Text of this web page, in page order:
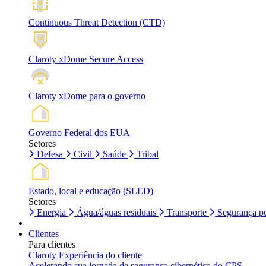
Continuous Threat Detection (CTD)
Claroty xDome Secure Access
Claroty xDome para o governo
Governo Federal dos EUA
Setores
Defesa
Civil Saúde Tribal
Estado, local e educação (SLED)
Setores
Energia
Água/águas residuais Transporte Segurança
Clientes
Para clientes
Claroty Experiência do cliente